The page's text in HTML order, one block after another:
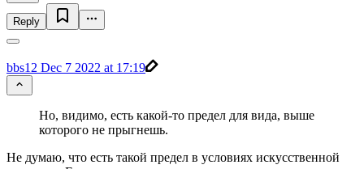
Reply
bbs12 Dec 7 2022 at 17:19
Но, видимо, есть какой-то предел для вида, выше
которого не прыгнешь.
Не думаю, что есть такой предел в условиях искусственной